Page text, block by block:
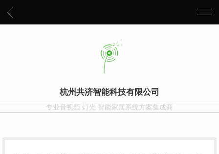
杭州共济智能科技有限公司
专业音视频 灯光 智能家居系统方案集成商